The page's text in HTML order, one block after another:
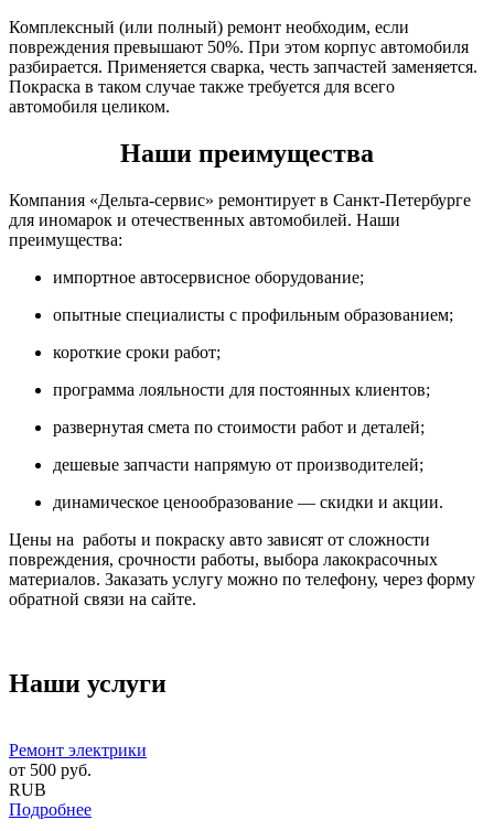
Комплексный (или полный) ремонт необходим, если
повреждения превышают 50%. При этом корпус автомобиля
разбирается. Применяется сварка, честь запчастей заменяется.
Покраска в таком случае также требуется для всего
автомобиля целиком.
Наши преимущества
Компания «Дельта-сервис» ремонтирует в Санкт-Петербурге
для иномарок и отечественных автомобилей. Наши
преимущества:
импортное автосервисное оборудование;
опытные специалисты с профильным образованием;
короткие сроки работ;
программа лояльности для постоянных клиентов;
развернутая смета по стоимости работ и деталей;
дешевые запчасти напрямую от производителей;
динамическое ценообразование — скидки и акции.
Цены на работы и покраску авто зависят от сложности
повреждения, срочности работы, выбора лакокрасочных
материалов. Заказать услугу можно по телефону, через форму
обратной связи на сайте.
Наши услуги
Ремонт электрики
от 500 руб.
RUB
Подробнее